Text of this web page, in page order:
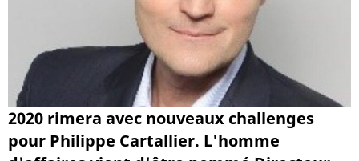
2020 rimera avec nouveaux challenges
pour Philippe Cartallier. L'homme